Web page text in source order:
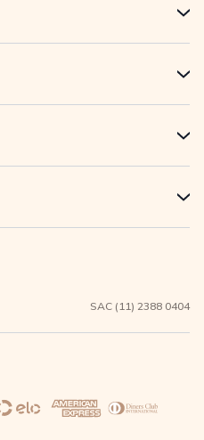
+
+
+
+
SAC (11) 2388 0404